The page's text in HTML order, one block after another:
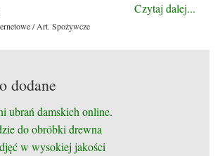
Czytaj dalej...
/ Art. Spożywcze
dodane
ubrań damskich online.
do obróbki drewna
w wysokiej jakości